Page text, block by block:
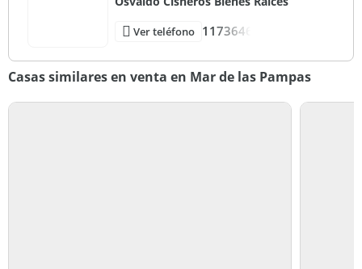
Ver teléfono 1173646
Casas similares en venta en Mar de las Pampas